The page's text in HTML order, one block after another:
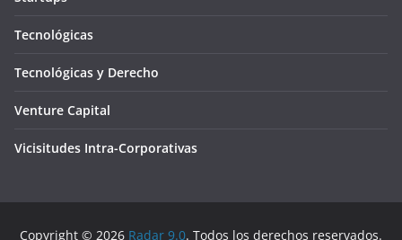
Tecnológicas
Tecnológicas y Derecho
Venture Capital
Vicisitudes Intra-Corporativas
Copyright © 2026 Radar 9.0. Todos los derechos reservados.